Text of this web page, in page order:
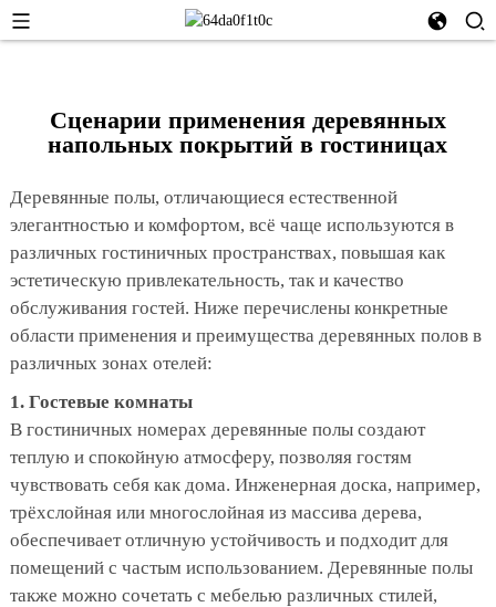
Сценарии применения деревянных
напольных покрытий в гостиницах
Деревянные полы, отличающиеся естественной
элегантностью и комфортом, всё чаще используются в
различных гостиничных пространствах, повышая как
эстетическую привлекательность, так и качество
обслуживания гостей. Ниже перечислены конкретные
области применения и преимущества деревянных полов в
различных зонах отелей:
1. Гостевые комнаты
В гостиничных номерах деревянные полы создают
теплую и спокойную атмосферу, позволяя гостям
чувствовать себя как дома. Инженерная доска, например,
трёхслойная или многослойная из массива дерева,
обеспечивает отличную устойчивость и подходит для
помещений с частым использованием. Деревянные полы
также можно сочетать с мебелью различных стилей,